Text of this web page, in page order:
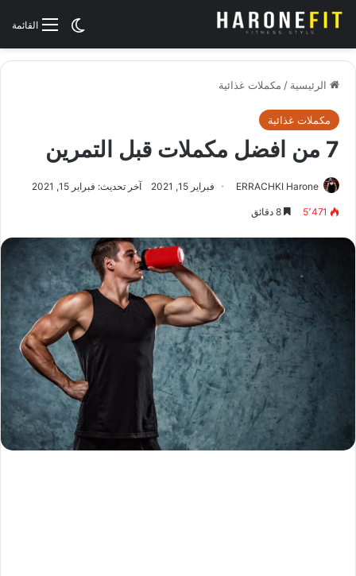
القائمةالوضع
الرئيسية / مكملات غذائية
مكملات غذائية
7 من افضل مكملات قبل التمرين
ERRACHKI Harone فبراير 15, 2021 آخر تحديث: فبراير 15, 2021
5٬471